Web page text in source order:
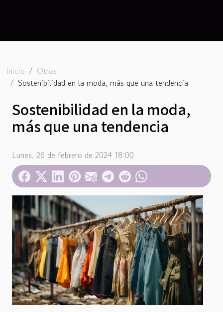
Inicio
Otros
Sostenibilidad en la moda, más que una tendencia
Sostenibilidad en la moda,
más que una tendencia
Lunes, 26 de febrero de 2024 18:00